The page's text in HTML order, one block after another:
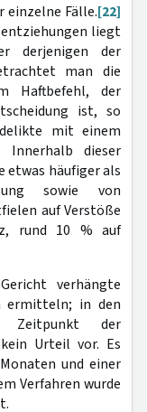
einzelne Fälle.[22]
liegt
derjenigen der
man die
Haftbefehl, der
ist, so
mit einem
dieser
etwas häufiger als
sowie von
auf Verstöße
rund 10 % auf
verhängte
ermitteln; in den
Zeitpunkt der
Urteil vor. Es
und einer
Verfahren wurde